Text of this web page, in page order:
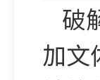
破
加文